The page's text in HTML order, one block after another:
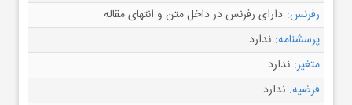
رفرنس: دارای رفرنس در داخل متن و انتهای مقاله
پرسشنامه: ندارد
متغیر: ندارد
فرضیه: ندارد